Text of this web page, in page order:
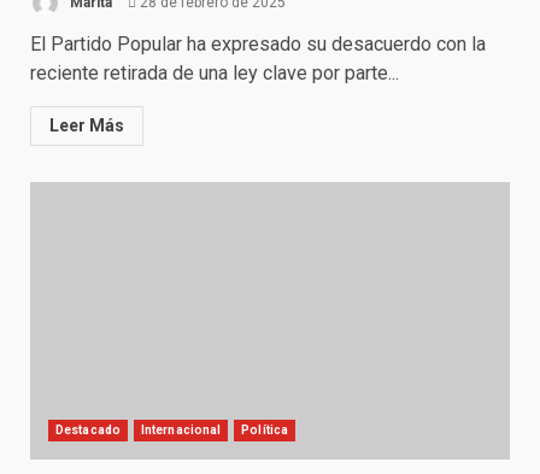
El Partido Popular ha expresado su desacuerdo con la
reciente retirada de una ley clave por parte...
Leer Más
Destacado Internacional Política